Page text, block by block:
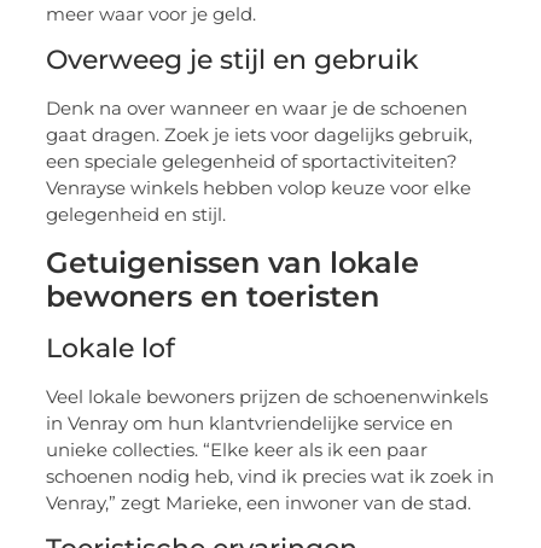
meer waar voor je geld.
Overweeg je stijl en gebruik
Denk na over wanneer en waar je de schoenen
gaat dragen. Zoek je iets voor dagelijks gebruik,
een speciale gelegenheid of sportactiviteiten?
Venrayse winkels hebben volop keuze voor elke
gelegenheid en stijl.
Getuigenissen van lokale
bewoners en toeristen
Lokale lof
Veel lokale bewoners prijzen de schoenenwinkels
in Venray om hun klantvriendelijke service en
unieke collecties. “Elke keer als ik een paar
schoenen nodig heb, vind ik precies wat ik zoek in
Venray,” zegt Marieke, een inwoner van de stad.